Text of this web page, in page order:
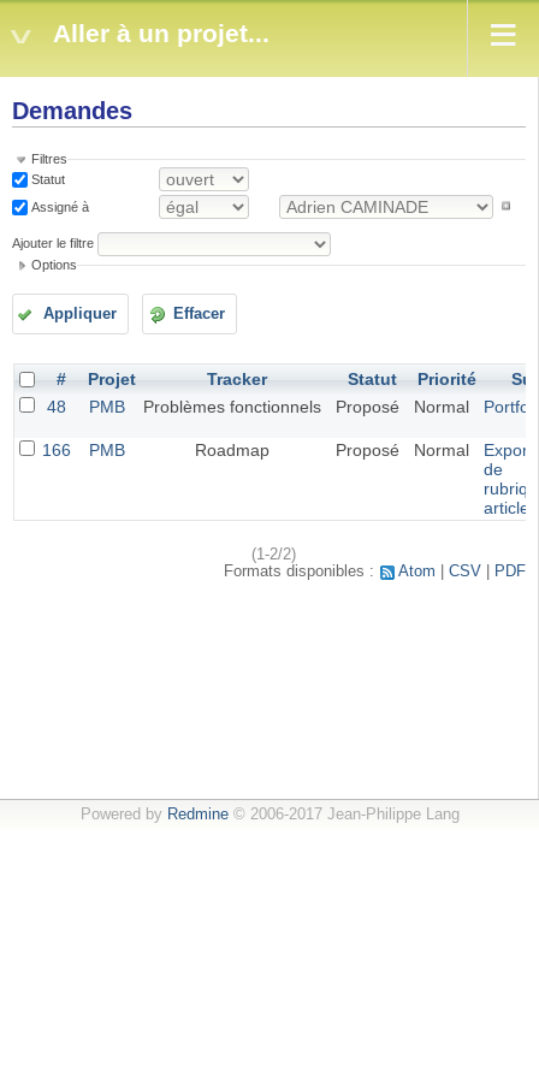
Aller à un projet...
Demandes
Filtres
Statut
Assigné à
Ajouter le filtre
Options
Appliquer Effacer
# Projet Tracker Statut Priorité
48
PMB Problèmes fonctionnels Proposé Normal
166 PMB Roadmap Proposé Normal
de
article
(1-2/2)
Formats disponibles :
Atom CSV PDF
Powered by Redmine© 2006-2017 Jean-Philippe Lang